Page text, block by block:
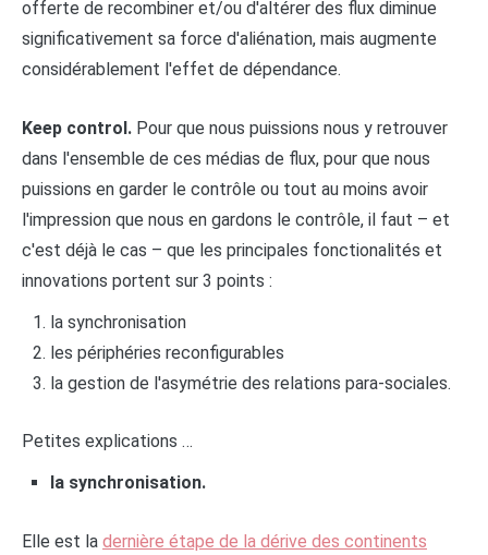
offerte de recombiner et/ou d'altérer des flux diminue
significativement sa force d'aliénation, mais augmente
considérablement l'effet de dépendance.
Keep control. Pour que nous puissions nous y retrouver
dans l'ensemble de ces médias de flux, pour que nous
puissions en garder le contrôle ou tout au moins avoir
l'impression que nous en gardons le contrôle, il faut – et
c'est déjà le cas – que les principales fonctionalités et
innovations portent sur 3 points :
la synchronisation
les périphéries reconfigurables
la gestion de l'asymétrie des relations para-sociales.
Petites explications …
la synchronisation.
Elle est la dernière étape de la dérive des continents